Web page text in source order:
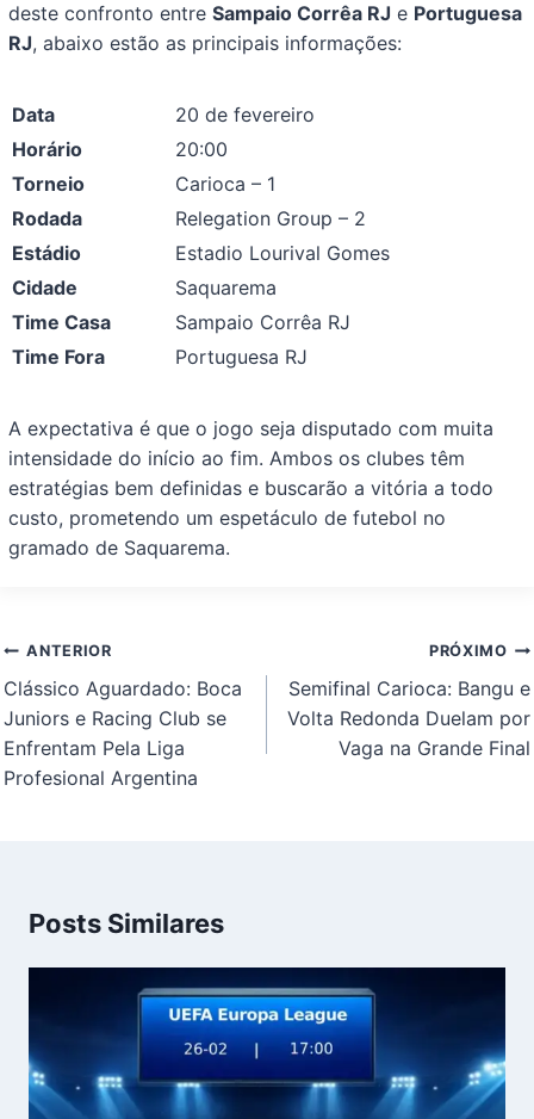
deste confronto entreSampaio Corrêa RJ e Portuguesa
RJ, abaixo estão as principais informações:
Data
20 de fevereiro
Horário
20:00
Torneio
Carioca – 1
Rodada
Relegation Group – 2
Estádio
Estadio Lourival Gomes
Cidade
Saquarema
Time Casa
Sampaio Corrêa RJ
Time Fora
Portuguesa RJ
A expectativa é que o jogo seja disputado com muita
intensidade do início ao fim. Ambos os clubes têm
estratégias bem definidas e buscarão a vitória a todo
custo, prometendo um espetáculo de futebol no
gramado de Saquarema.
Navegação
de
Post
ANTERIOR
Clássico Aguardado: Boca
Juniors e Racing Club se
Enfrentam Pela Liga
Profesional Argentina
PRÓXIMO
Semifinal Carioca: Bangu e
Volta Redonda Duelam por
Vaga na Grande Final
Posts Similares